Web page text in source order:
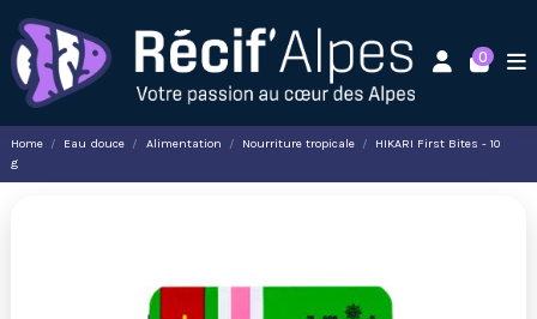
0
Home Eau douce Alimentation Nourriture tropicale
HIKARI First Bites - 10
g